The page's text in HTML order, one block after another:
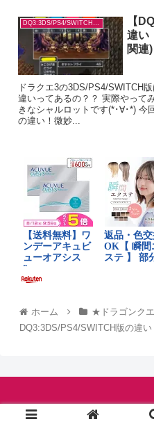
DQ3:3DS/PS4/SWITCH版の違い
【
違い
関連)
ドラクエ3の3DS/PS4/SWITCH
違いってあるの？？ 実際やって
きなシャルロットです(*･∀･*) 今
の違い！微妙...
ホーム
★ドラゴンク
DQ3:3DS/PS4/SWITCH版の違い
© シャル